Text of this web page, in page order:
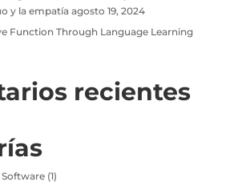
y la empatía agosto 19, 2024
Function Through Language Learning
recientes
(1)